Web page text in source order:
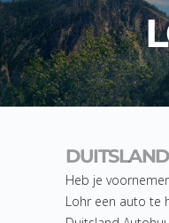
Heb je
Lohr een auto te